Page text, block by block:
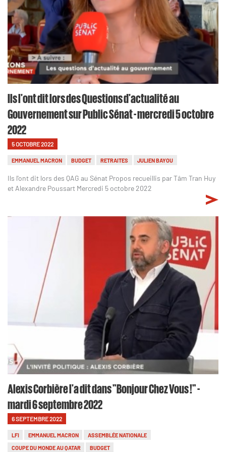
Ils l'ont dit lors des Questions d'actualité au
Gouvernement sur Public Sénat - mercredi 5 octobre
2022
5 OCTOBRE 2022
EMMANUEL MACRON BUDGET RETRAITES JULIEN BAYOU
Ils l'ont dit lors des QAG au Sénat Propos recueillis par Tâm Tran Huy
et Alexandre Poussart Mercredi 5 octobre 2022
Alexis Corbière l'a dit dans "Bonjour Chez Vous !" -
mardi 6 septembre 2022
6 SEPTEMBRE 2022
LFI EMMANUEL MACRON
ASSEMBLÉE NATIONALE
COUPE DU MONDE AU QATAR
BUDGET